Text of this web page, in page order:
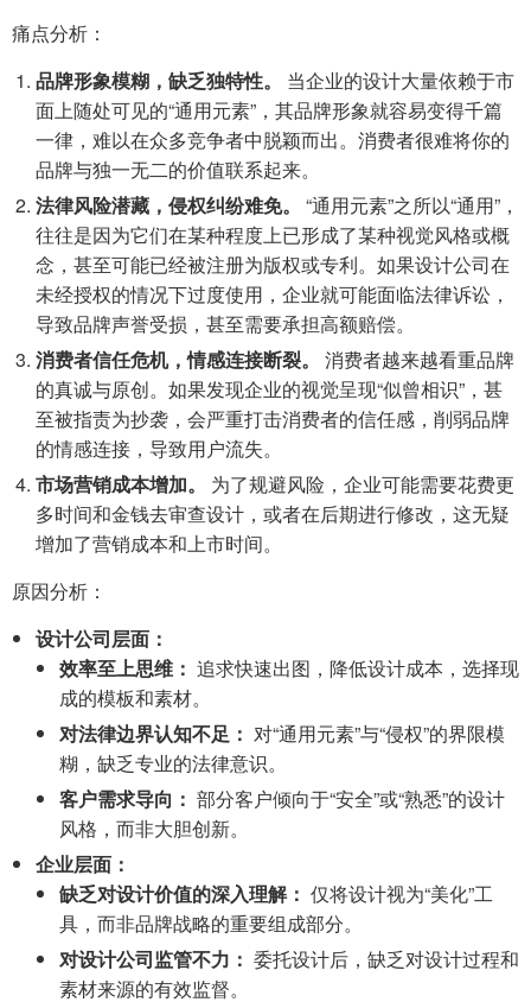
痛点分析：
品牌形象模糊，缺乏独特性。
当企业的设计大量依赖于市
面上随处可见的“通用元素”，其品牌形象就容易变得千篇
一律，难以在众多竞争者中脱颖而出。消费者很难将你的
品牌与独一无二的价值联系起来。
法律风险潜藏，侵权纠纷难免。
“通用元素”之所以“通用”，
往往是因为它们在某种程度上已形成了某种视觉风格或概
念，甚至可能已经被注册为版权或专利。如果设计公司在
未经授权的情况下过度使用，企业就可能面临法律诉讼，
导致品牌声誉受损，甚至需要承担高额赔偿。
消费者信任危机，情感连接断裂。
消费者越来越看重品牌
的真诚与原创。如果发现企业的视觉呈现“似曾相识”，甚
至被指责为抄袭，会严重打击消费者的信任感，削弱品牌
的情感连接，导致用户流失。
市场营销成本增加。
为了规避风险，企业可能需要花费更
多时间和金钱去审查设计，或者在后期进行修改，这无疑
增加了营销成本和上市时间。
原因分析：
设计公司层面：
效率至上思维： 追求快速出图，降低设计成本，选择现
成的模板和素材。
对法律边界认知不足： 对“通用元素”与“侵权”的界限模
糊，缺乏专业的法律意识。
客户需求导向： 部分客户倾向于“安全”或“熟悉”的设计
风格，而非大胆创新。
企业层面：
缺乏对设计价值的深入理解： 仅将设计视为“美化”工
具，而非品牌战略的重要组成部分。
对设计公司监管不力： 委托设计后，缺乏对设计过程和
素材来源的有效监督。